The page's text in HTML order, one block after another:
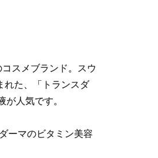
スメブランド。スウ
れた、「トランスダ
が人気です。
ーマのビタミン美容